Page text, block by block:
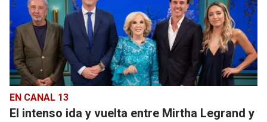
EN CANAL 13
El intenso ida y vuelta entre Mirtha Legrand y